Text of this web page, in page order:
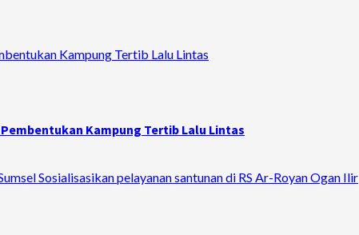
Kampung Tertib Lalu Lintas
Kampung Tertib Lalu Lintas
Sosialisasikan pelayanan santunan di RS Ar-Royan Ogan Ilir